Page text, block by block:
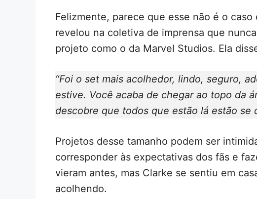
Felizmente, parece que esse não é o caso
revelou na coletiva de imprensa que
projeto como o da Marvel Studios. Ela
“Foi o set mais acolhedor, lindo, seguro,
estive. Você acaba de chegar ao topo da
descobre que todos que estão lá estão se
Projetos desse tamanho podem ser
corresponder às expectativas dos fãs e
vieram antes, mas Clarke se sentiu em
acolhendo.